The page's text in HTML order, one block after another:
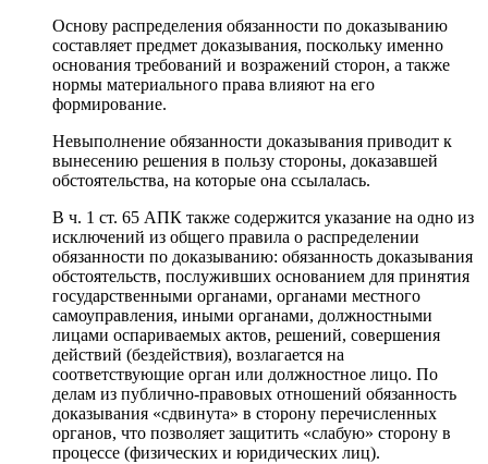
Основу распределения обязанности по доказыванию
составляет предмет доказывания, поскольку именно
основания требований и возражений сторон, а также
нормы материального права влияют на его
формирование.
Невыполнение обязанности доказывания приводит к
вынесению решения в пользу стороны, доказавшей
обстоятельства, на которые она ссылалась.
В ч. 1 ст. 65 АПК также содержится указание на одно из
исключений из общего правила о распределении
обязанности по доказыванию: обязанность доказывания
обстоятельств, послуживших основанием для принятия
государственными органами, органами местного
самоуправления, иными органами, должностными
лицами оспариваемых актов, решений, совершения
действий (бездействия), возлагается на
соответствующие орган или должностное лицо. По
делам из публично-правовых отношений обязанность
доказывания «сдвинута» в сторону перечисленных
органов, что позволяет защитить «слабую» сторону в
процессе (физических и юридических лиц).